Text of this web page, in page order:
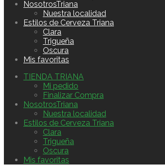
NosotrosTriana
Nuestra localidad
Estilos de Cerveza Triana
Clara
Trigueña
Oscura
Mis favoritas
TIENDA TRIANA
Mi pedido
Finalizar Compra
NosotrosTriana
Nuestra localidad
Estilos de Cerveza Triana
Clara
Trigueña
Oscura
Mis favoritas